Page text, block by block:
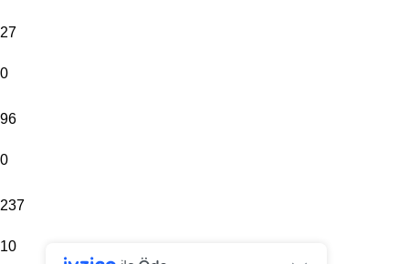
27
0
96
0
237
10